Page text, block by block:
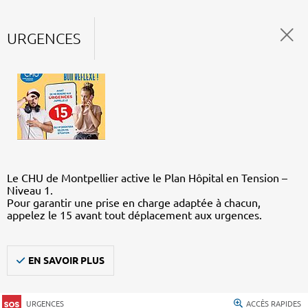
URGENCES
Le CHU de Montpellier active le Plan Hôpital en Tension –
Niveau 1.
Pour garantir une prise en charge adaptée à chacun,
appelez le 15 avant tout déplacement aux urgences.
EN SAVOIR PLUS
URGENCES ACCÈS RAPIDES